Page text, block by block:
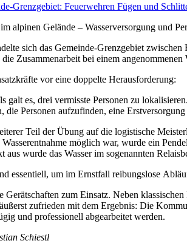
alpinen Gelände – Wasserversorgung und
sich das Gemeinde-Grenzgebiet
Zusammenarbeit bei einem
vor eine doppelte Herausforderung:
galt es, drei vermisste Personen zu
die Personen aufzufinden, eine
Teil der Übung auf die logistische
möglich war, wurde ein
aus wurde das Wasser im sogenannten
essentiell, um im Ernstfall reibungslose
Gerätschaften zum Einsatz. Neben
zufrieden mit dem Ergebnis: Die
und professionell abgearbeitet werden.
Schiestl